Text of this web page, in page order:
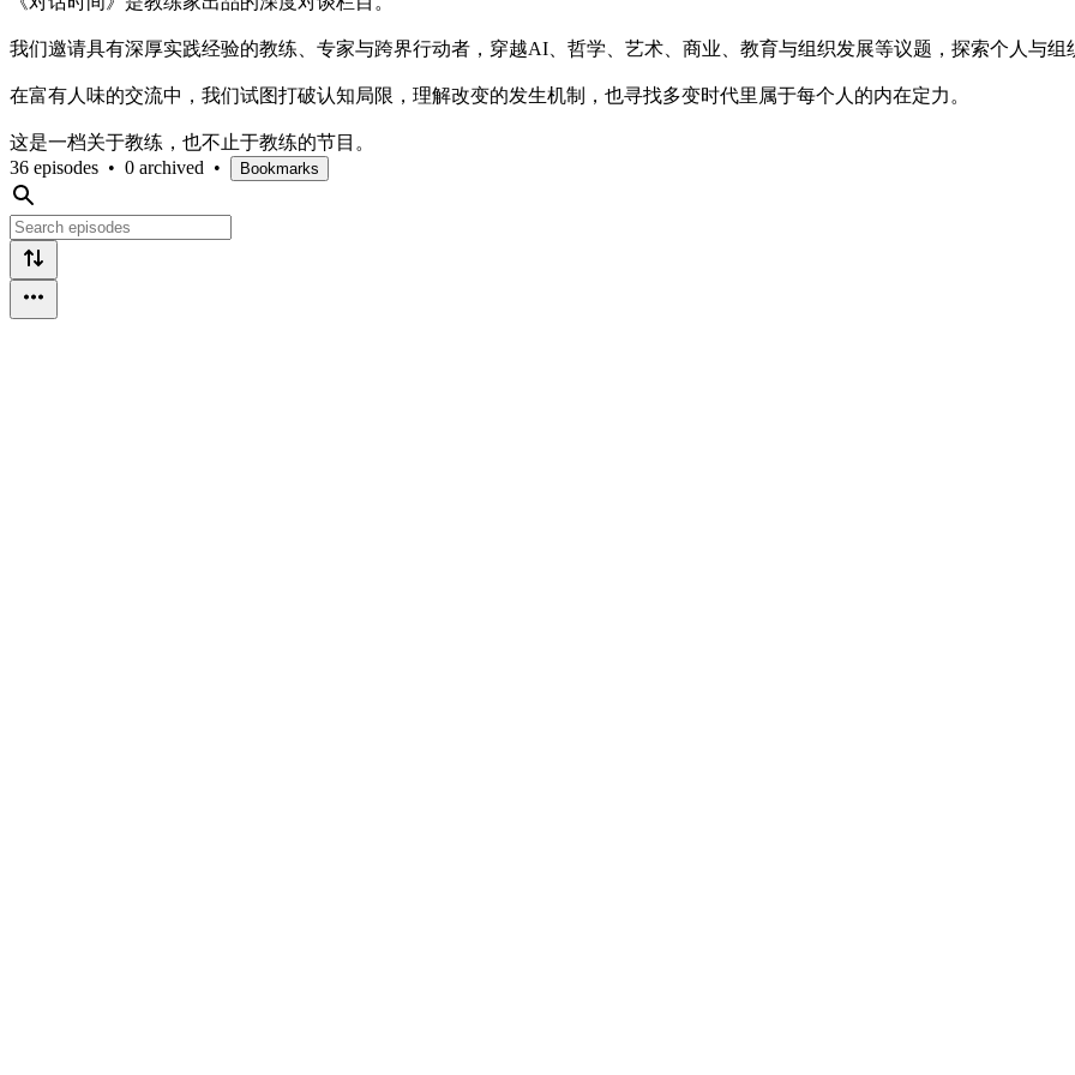
我们邀请具有深厚实践经验的教练、专家与跨界行动者，穿越AI、哲学、艺术、商业、教育与组织发展等议题，探索个人与组
在富有人味的交流中，我们试图打破认知局限，理解改变的发生机制，也寻找多变时代里属于每个人的内在定力。
这是一档关于教练，也不止于教练的节目。
36 episodes • 0 archived • Bookmarks